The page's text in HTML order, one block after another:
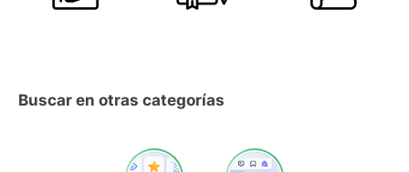
Buscar en otras categorías